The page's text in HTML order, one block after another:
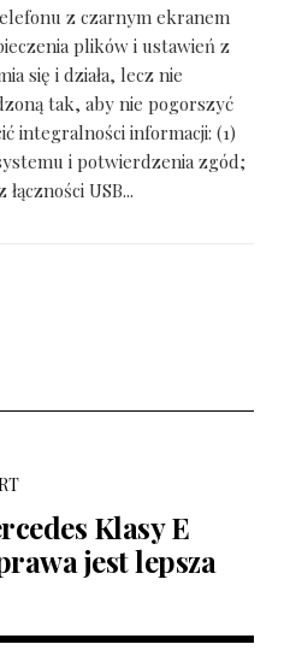
z czarnym ekranem
plików i ustawień z
się i działa, lecz nie
tak, aby nie pogorszyć
integralności informacji: (1)
i potwierdzenia zgód;
USB...
Klasy E
jest lepsza